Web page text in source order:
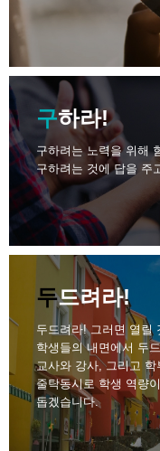
구하라!
구하려는 노력을 위해
구하려는 것에 답을 주
두드려라!
두드려라! 그러면 열릴
학생들의 내면에서 두
교사와 강사, 그리고
줄탁동시로 학생 역량
돕겠습니다.